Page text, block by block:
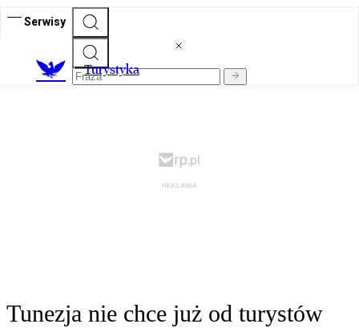
Serwisy
Turystyka
Tunezja nie chce już od turystów